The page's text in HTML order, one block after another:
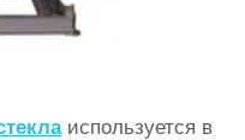
используется в